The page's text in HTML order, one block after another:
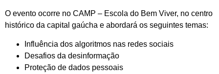
O evento ocorre no CAMP – Escola do Bem Viver, no centro
histórico da capital gaúcha e abordará os seguintes temas:
Influência dos algoritmos nas redes sociais
Desafios da desinformação
Proteção de dados pessoais